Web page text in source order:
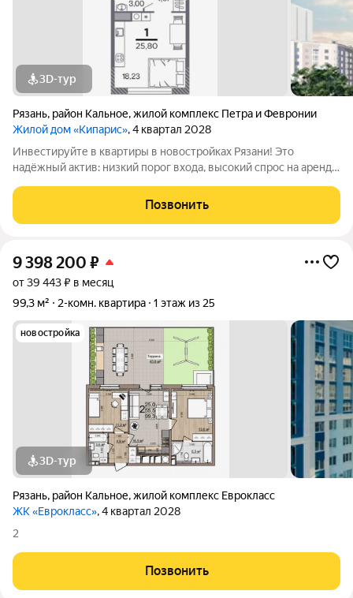
3D-тур
Рязань, район Кальное,жилой комплекс Петра и Февронии
Жилой дом «Кипарис», 4 квартал 2028
Инвестируйте в квартиры в новостройках Рязани! Это
надёжный актив: низкий порог входа, высокий спрос на аренду
чтобы жизнь была удобной,
Позвонить
9 398 200 ₽
от 39 443 ₽ в месяц
99,3 м²
2-комн. квартира 1 этаж из 25
новостройка
3D-тур
Рязань, район Кальное,жилой комплекс Еврокласс
ЖК «Еврокласс», 4 квартал 2028
2
Позвонить